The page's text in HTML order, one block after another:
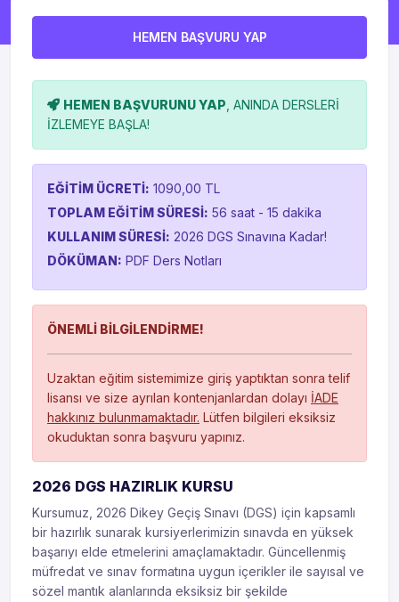
HEMEN BAŞVURU YAP
HEMEN BAŞVURUNU YAP , ANINDA DERSLERİ
İZLEMEYE BAŞLA!
EĞİTİM ÜCRETİ: 1090,00 TL
TOPLAM EĞİTİM SÜRESİ: 56 saat - 15 dakika
KULLANIM SÜRESİ: 2026 DGS Sınavına Kadar!
DÖKÜMAN: PDF Ders Notları
ÖNEMLİ BİLGİLENDİRME!
Uzaktan eğitim sistemimize giriş yaptıktan sonra telif
lisansı ve size ayrılan kontenjanlardan dolayı İADE
hakkınız bulunmamaktadır. Lütfen bilgileri eksiksiz
okuduktan sonra başvuru yapınız.
2026 DGS HAZIRLIK KURSU
Kursumuz, 2026 Dikey Geçiş Sınavı (DGS) için kapsamlı
bir hazırlık sunarak kursiyerlerimizin sınavda en yüksek
başarıyı elde etmelerini amaçlamaktadır. Güncellenmiş
müfredat ve sınav formatına uygun içerikler ile sayısal ve
sözel mantık alanlarında eksiksiz bir şekilde